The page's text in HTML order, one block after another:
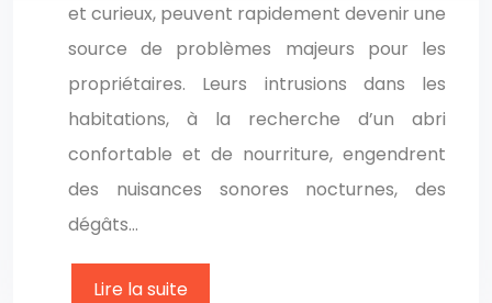
et curieux, peuvent rapidement devenir une
source de problèmes majeurs pour les
propriétaires. Leurs intrusions dans les
habitations, à la recherche d’un abri
confortable et de nourriture, engendrent
des nuisances sonores nocturnes, des
dégâts…
Lire la suite